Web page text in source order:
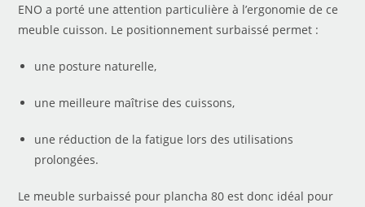
ENO a porté une attention particulière à l’ergonomie de ce
meuble cuisson. Le positionnement surbaissé permet :
une posture naturelle,
une meilleure maîtrise des cuissons,
une réduction de la fatigue lors des utilisations
prolongées.
Le meuble surbaissé pour plancha 80 est donc idéal pour